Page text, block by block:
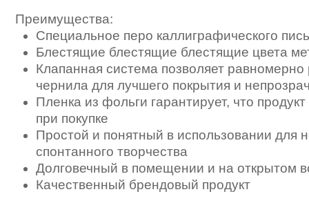
Преимущества:
Специальное перо каллиграфического
Блестящие блестящие блестящие цвета
Клапанная система позволяет равномерно
чернила для лучшего покрытия и
Пленка из фольги гарантирует, что
при покупке
Простой и понятный в использовании для
спонтанного творчества
Долговечный в помещении и на открытом
Качественный брендовый продукт